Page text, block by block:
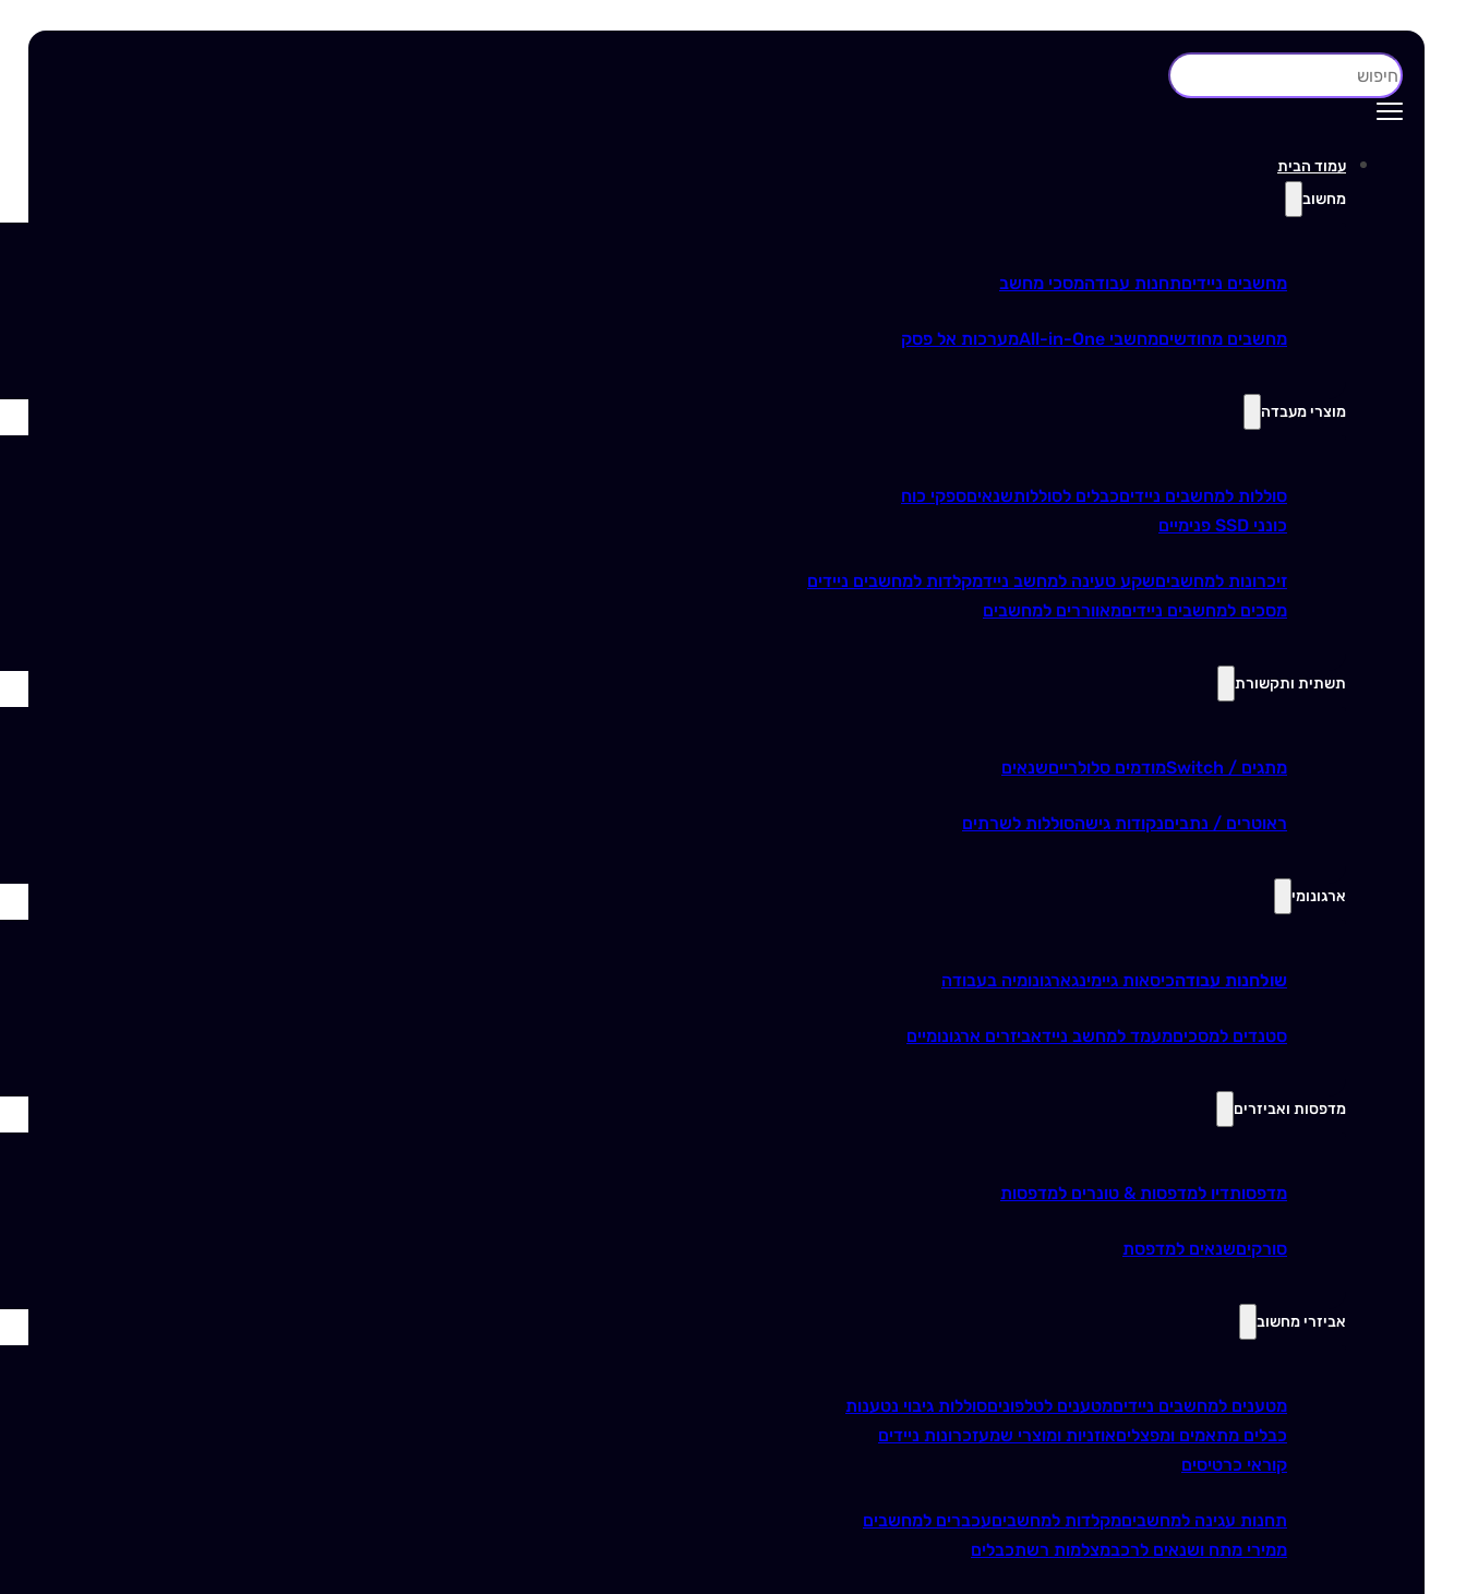
חיפוש
עמוד הבית
מחשוב
מחשבים ניידיםתחנות עבודהמסכי מחשב
מחשבים מחודשיםמחשבי All-in-One מערכות אל פסק
מוצרי מעבדה
סוללות למחשבים ניידיםכבלים לסוללותשנאיםספקי כוח
כונני SSD פנימיים
זיכרונות למחשביםשקע טעינה למחשב ניידמקלדות למחשבים ניידים
מסכים למחשבים ניידיםמאווררים למחשבים
תשתית ותקשורת
מתגים / Switch מודמים סלולרייםשנאים
ראוטרים / נתביםנקודות גישהסוללות לשרתים
ארגונומי
שולחנות עבודהכיסאות גיימינגארגונומיה בעבודה
סטנדים למסכיםמעמד למחשב ניידאביזרים ארגונומיים
מדפסות ואביזרים
מדפסותדיו למדפסות & טונרים למדפסות
סורקיםשנאים למדפסת
אביזרי מחשוב
מטענים למחשבים ניידיםמטענים לטלפוניםסוללות גיבוי נטענות
כבלים מתאמים ומפצליםאוזניות ומוצרי שמעזכרונות ניידים
קוראי כרטיסים
תחנות עגינה למחשביםמקלדות למחשביםעכברים למחשבים
ממירי מתח ושנאים לרכבמצלמות רשתכבלים